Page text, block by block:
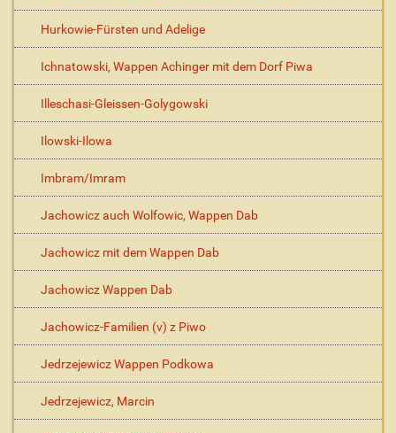
Hurkowie-Fürsten und Adelige
Ichnatowski, Wappen Achinger mit dem Dorf Piwa
Illeschasi-Gleissen-Golygowski
Ilowski-Ilowa
Imbram/Imram
Jachowicz auch Wolfowic, Wappen Dab
Jachowicz mit dem Wappen Dab
Jachowicz Wappen Dab
Jachowicz-Familien (v) z Piwo
Jedrzejewicz Wappen Podkowa
Jedrzejewicz, Marcin